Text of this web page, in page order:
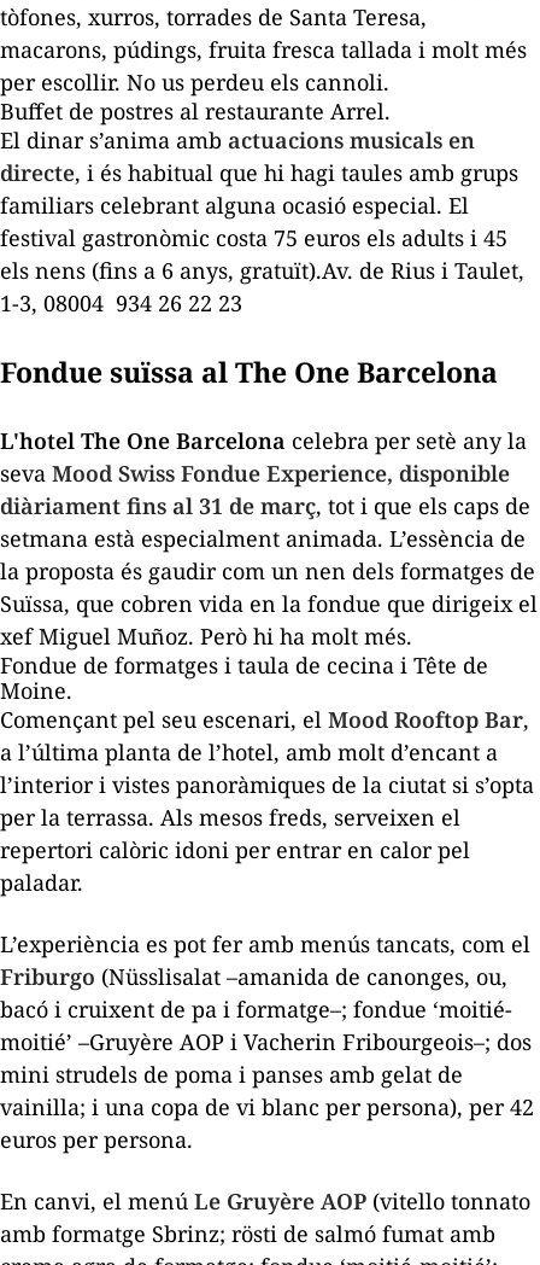
tòfones, xurros, torrades de Santa Teresa,
macarons, púdings, fruita fresca tallada i molt més
per escollir. No us perdeu els cannoli.
Buffet de postres al restaurante Arrel.
El dinar s’anima amb actuacions musicals en
directe, i és habitual que hi hagi taules amb grups
familiars celebrant alguna ocasió especial. El
festival gastronòmic costa 75 euros els adults i 45
els nens (fins a 6 anys, gratuït).Av. de Rius i Taulet,
1-3, 08004 934 26 22 23
Fondue suïssa al The One Barcelona
L'hotel The One Barcelona celebra per setè any la
seva Mood Swiss Fondue Experience, disponible
diàriament fins al 31 de març, tot i que els caps de
setmana està especialment animada. L’essència de
la proposta és gaudir com un nen dels formatges de
Suïssa, que cobren vida en la fondue que dirigeix el
xef Miguel Muñoz. Però hi ha molt més.
Fondue de formatges i taula de cecina i Tête de
Moine.
Començant pel seu escenari, el Mood Rooftop Bar,
a l’última planta de l’hotel, amb molt d’encant a
l’interior i vistes panoràmiques de la ciutat si s’opta
per la terrassa. Als mesos freds, serveixen el
repertori calòric idoni per entrar en calor pel
paladar.
L’experiència es pot fer amb menús tancats, com el
Friburgo (Nüsslisalat –amanida de canonges, ou,
bacó i cruixent de pa i formatge–; fondue ‘moitié-
moitié’ –Gruyère AOP i Vacherin Fribourgeois–; dos
mini strudels de poma i panses amb gelat de
vainilla; i una copa de vi blanc per persona), per 42
euros per persona.
En canvi, el menú Le Gruyère AOP (vitello tonnato
amb formatge Sbrinz; rösti de salmó fumat amb